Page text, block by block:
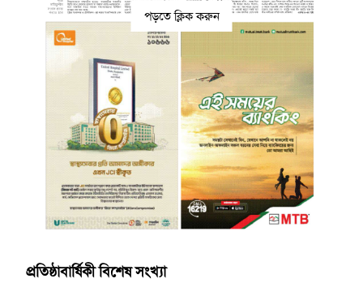
পড়তে ক্লিক করুন
প্রতিষ্ঠাবার্ষিকী বিশেষ সংখ্যা